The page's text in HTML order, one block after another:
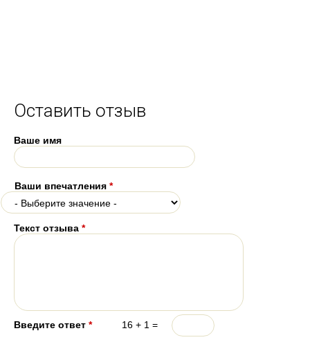
Оставить отзыв
Ваше имя
Ваши впечатления *
Текст отзыва *
Введите ответ * 16 + 1 =